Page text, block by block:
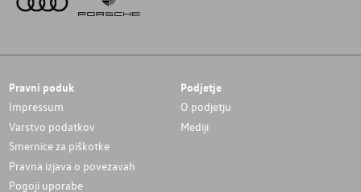
Pravni poduk
Impressum
Varstvo podatkov
Smernice za piškotke
Pravna izjava o povezavah
Pogoji uporabe
Podjetje
O podjetju
Mediji